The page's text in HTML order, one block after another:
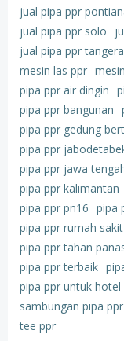
jual pipa ppr
jual pipa ppr solo
jual pipa ppr
mesin las ppr
pipa ppr air dingin
pipa ppr bangunan
pipa ppr gedung
pipa ppr
pipa ppr jawa
pipa ppr kalimantan
pipa ppr pn16 pipa
pipa ppr rumah sakit
pipa ppr tahan
pipa ppr terbaik
pipa ppr untuk hotel
sambungan pipa ppr
tee ppr